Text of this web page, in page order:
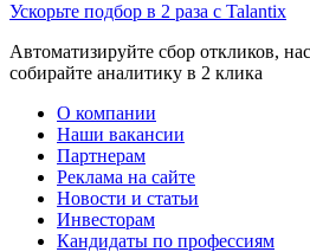
Ускорьте подбор в 2 раза с Talantix
Автоматизируйте сбор откликов,
собирайте аналитику в 2 клика
О компании
Наши вакансии
Партнерам
Реклама на сайте
Новости и статьи
Инвесторам
Кандидаты по профессиям